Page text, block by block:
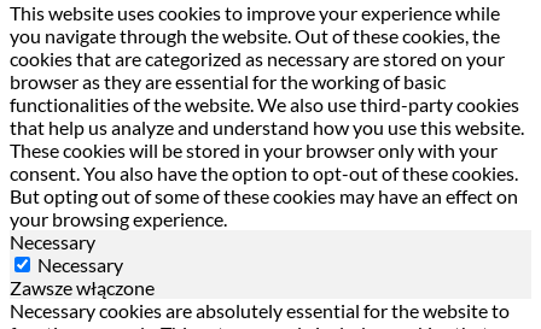
This website uses cookies to improve your experience while
you navigate through the website. Out of these cookies, the
cookies that are categorized as necessary are stored on your
browser as they are essential for the working of basic
functionalities of the website. We also use third-party cookies
that help us analyze and understand how you use this website.
These cookies will be stored in your browser only with your
consent. You also have the option to opt-out of these cookies.
But opting out of some of these cookies may have an effect on
your browsing experience.
Necessary
Necessary
Zawsze włączone
Necessary cookies are absolutely essential for the website to